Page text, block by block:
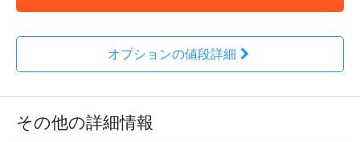
オプションの値段詳細
その他の詳細情報